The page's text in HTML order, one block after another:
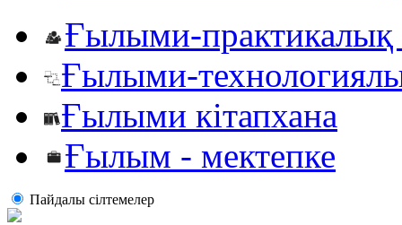
Ғылыми-практикалық
Ғылыми-
Ғылыми кітапхана
Ғылым - мектепке
Пайдалы сiлтемелер